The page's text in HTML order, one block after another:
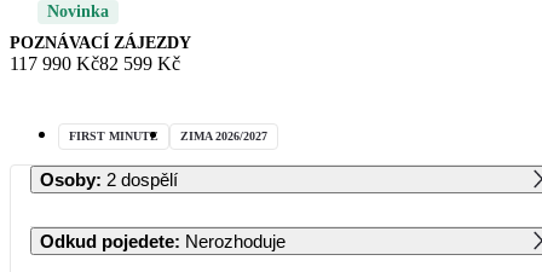
Novinka
POZNÁVACÍ ZÁJEZDY
117 990 Kč82 599 Kč
FIRST MINUTE ZIMA 2026/2027
Osoby: 2 dospělí
Odkud pojedete: Nerozhoduje